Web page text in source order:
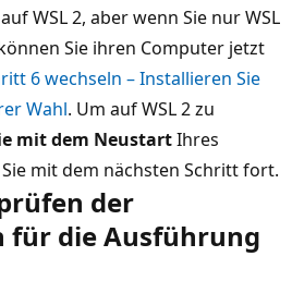
WSL 2, aber wenn Sie nur WSL
Sie ihren Computer jetzt
6 wechseln – Installieren Sie
Wahl. Um auf WSL 2 zu
mit dem NeustartIhres
mit dem nächsten Schritt fort.
der
für die Ausführung